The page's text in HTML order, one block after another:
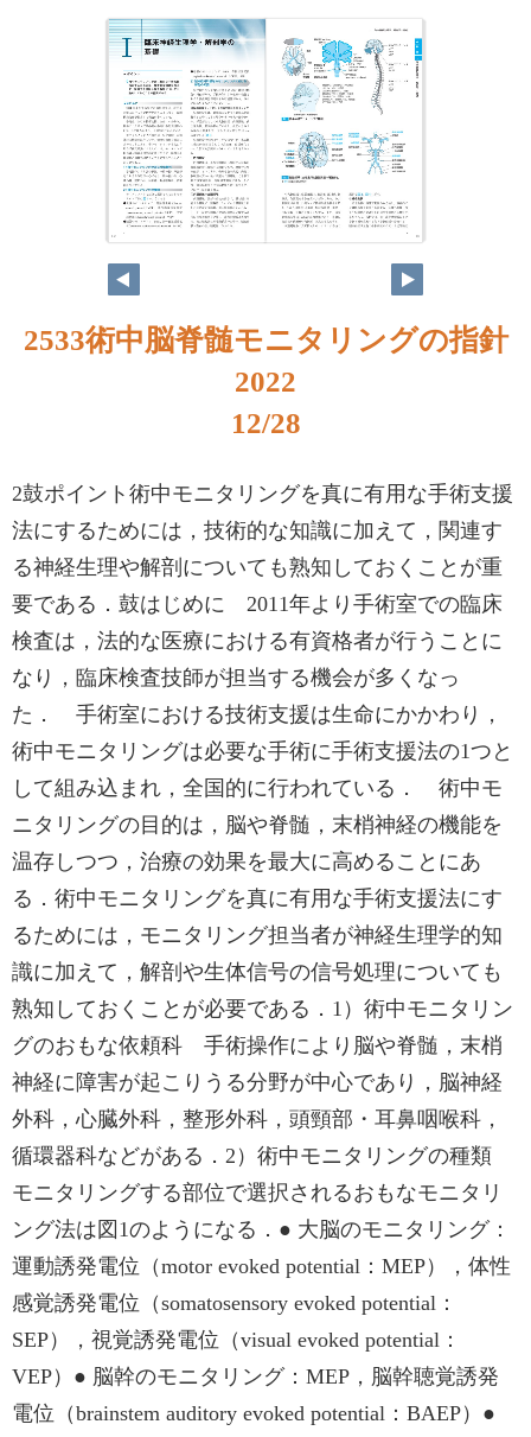
12 13
2533術中脳脊髄モニタリングの指針
2022
12/28
2⿎ポイント術中モニタリングを真に有用な手術支援
法にするためには，技術的な知識に加えて，関連す
る神経生理や解剖についても熟知しておくことが重
要である．⿎はじめに 2011年より手術室での臨床
検査は，法的な医療における有資格者が行うことに
なり，臨床検査技師が担当する機会が多くなっ
た． 手術室における技術支援は生命にかかわり，
術中モニタリングは必要な手術に手術支援法の1つと
して組み込まれ，全国的に行われている． 術中モ
ニタリングの目的は，脳や脊髄，末梢神経の機能を
温存しつつ，治療の効果を最大に高めることにあ
る．術中モニタリングを真に有用な手術支援法にす
るためには，モニタリング担当者が神経生理学的知
識に加えて，解剖や生体信号の信号処理についても
熟知しておくことが必要である．1）術中モニタリン
グのおもな依頼科 手術操作により脳や脊髄，末梢
神経に障害が起こりうる分野が中心であり，脳神経
外科，心臓外科，整形外科，頭頸部・耳鼻咽喉科，
循環器科などがある．2）術中モニタリングの種類
モニタリングする部位で選択されるおもなモニタリ
ング法は図1のようになる．● 大脳のモニタリング：
運動誘発電位（motor evoked potential：MEP），体性
感覚誘発電位（somatosensory evoked potential：
SEP），視覚誘発電位（visual evoked potential：
VEP）● 脳幹のモニタリング：MEP，脳幹聴覚誘発
電位（brainstem auditory evoked potential：BAEP）●